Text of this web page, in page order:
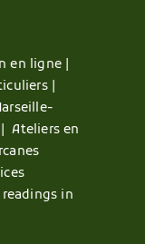
en ligne |
|
|Ateliers en
in